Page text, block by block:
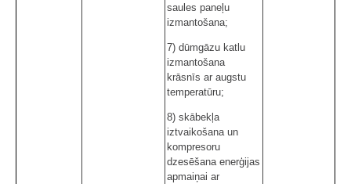
saules paneļu
izmantošana;
7) dūmgāzu katlu
izmantošana
krāsnīs ar augstu
temperatūru;
8) skābekļa
iztvaikošana un
kompresoru
dzesēšana enerģijas
apmaiņai ar